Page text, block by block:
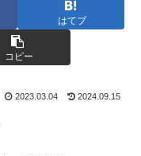
はてブ
コピー
2023.03.04 2024.09.15